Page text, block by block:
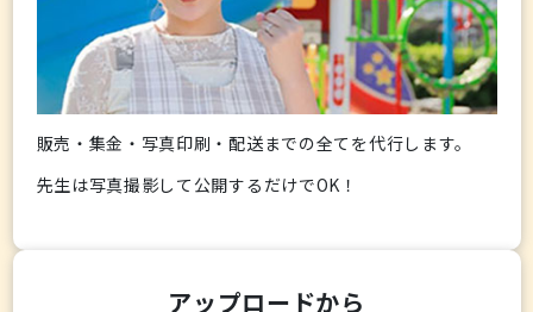
販売・集金・写真印刷・配送までの全てを代行します。
先生は写真撮影して公開するだけでOK！
アップロードから